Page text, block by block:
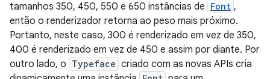
tamanhos 350, 450, 550 e 650 instâncias de Font ,
então o renderizador retorna ao peso mais próximo.
Portanto, neste caso, 300 é renderizado em vez de 350,
400 é renderizado em vez de 450 e assim por diante. Por
outro lado, o Typeface criado com as novas APIs cria